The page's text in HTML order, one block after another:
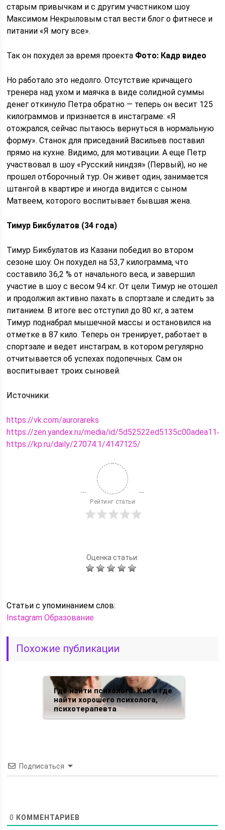
старым привычкам и с другим участником шоу
Максимом Некрыловым стал вести блог о фитнесе и
питании «Я могу все».
Так он похудел за время проекта Фото: Кадр видео
Но работало это недолго. Отсутствие кричащего
тренера над ухом и маячка в виде солидной суммы
денег откинуло Петра обратно — теперь он весит 125
килограммов и признается в инстаграме: «Я
отожрался, сейчас пытаюсь вернуться в нормальную
форму». Станок для приседаний Васильев поставил
прямо на кухне. Видимо, для мотивации. А еще Петр
участвовал в шоу «Русский ниндзя» (Первый), но не
прошел отборочный тур. Он живет один, занимается
штангой в квартире и иногда видится с сыном
Матвеем, которого воспитывает бывшая жена.
Тимур Бикбулатов (34 года)
Тимур Бикбулатов из Казани победил во втором
сезоне шоу. Он похудел на 53,7 килограмма, что
составило 36,2 % от начального веса, и завершил
участие в шоу с весом 94 кг. От цели Тимур не отошел
и продолжил активно пахать в спортзале и следить за
питанием. В итоге вес отступил до 80 кг, а затем
Тимур поднабрал мышечной массы и остановился на
отметке в 87 кило. Теперь он тренирует, работает в
спортзале и ведет инстаграм, в котором регулярно
отчитывается об успехах подопечных. Сам он
воспитывает троих сыновей.
Источники:
https://vk.com/aurorareks
https://zen.yandex.ru/media/id/
https://kp.ru/daily/27074.1/4147125/
Рейтинг статьи
Оценка статьи:
Статьи c упоминанием слов:
Instagram Образование
Похожие публикации
Где найти психолога. Как и где
найти хорошего психолога,
психотерапевта
Подписаться
0 КОММЕНТАРИЕВ